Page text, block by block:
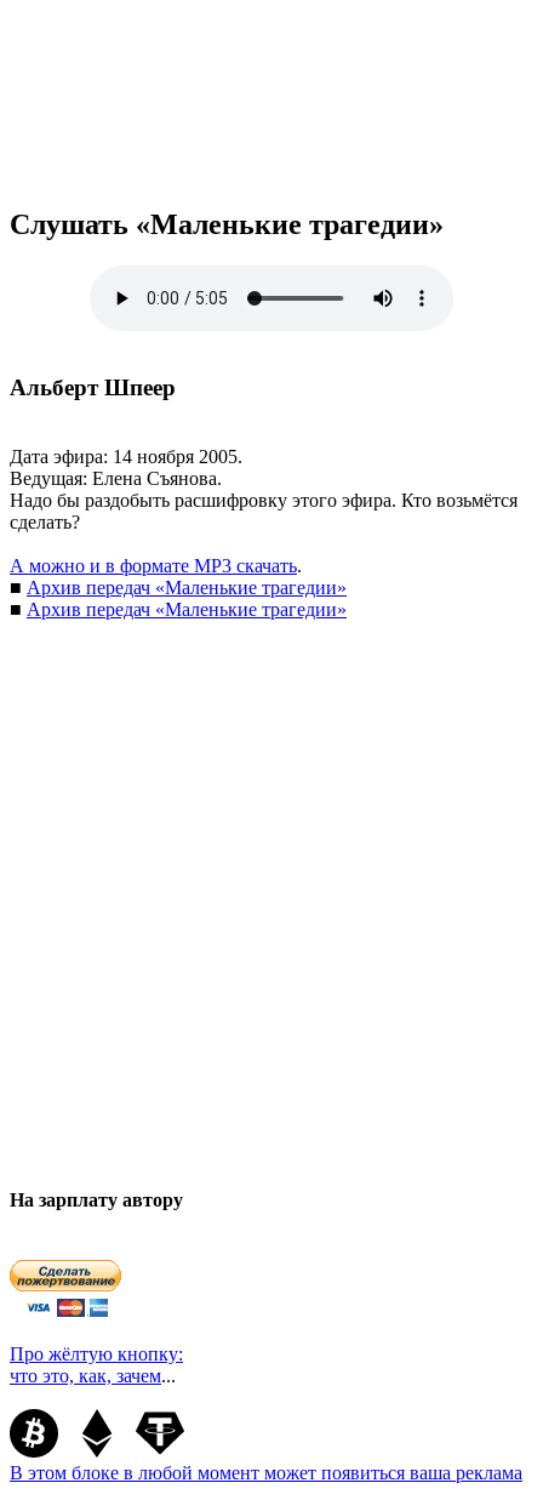
Слушать «Маленькие трагедии»
Альберт Шпеер
Дата эфира: 14 ноября 2005.
Ведущая: Елена Съянова.
Надо бы раздобыть расшифровку этого эфира. Кто возьмётся
сделать?
А можно и в формате MP3 скачать.
■ Архив передач «Маленькие трагедии»
■ Архив передач «Маленькие трагедии»
На зарплату автору
Про жёлтую кнопку:
что это, как, зачем...
В этом блоке в любой момент может появиться ваша реклама